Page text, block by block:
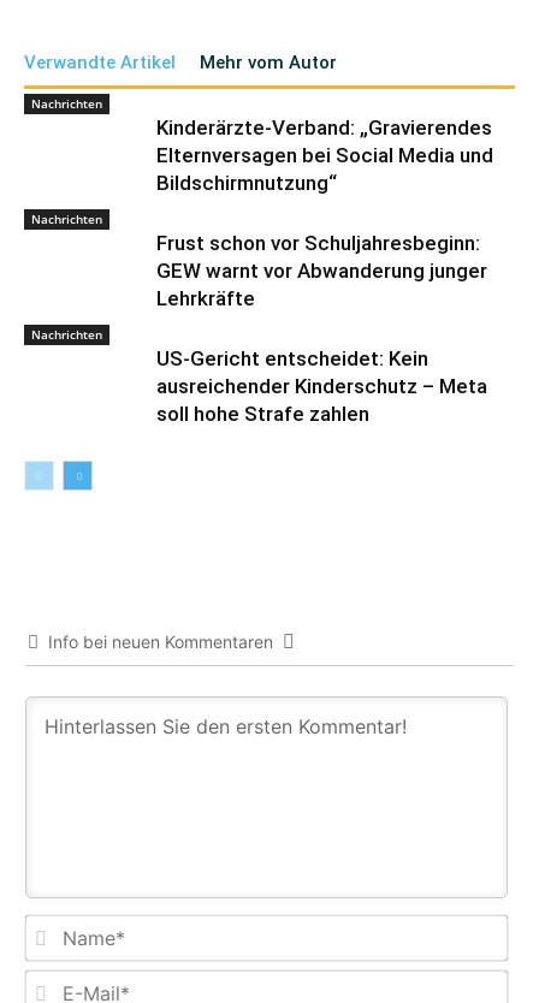
Verwandte Artikel Mehr vom Autor
Nachrichten
Kinderärzte-Verband: „Gravierendes
Elternversagen bei Social Media und
Bildschirmnutzung“
Nachrichten
Frust schon vor Schuljahresbeginn:
GEW warnt vor Abwanderung junger
Lehrkräfte
Nachrichten
US-Gericht entscheidet: Kein
ausreichender Kinderschutz – Meta
soll hohe Strafe zahlen
Info bei neuen Kommentaren
E-